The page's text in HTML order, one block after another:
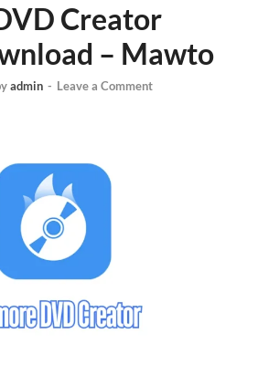
Creator
– Mawto
admin - Leave a Comment